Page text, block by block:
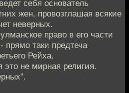
себя основатель
жен, провозглашая всякие
неверных.
право в его части
прямо таки предтеча
Рейха.
это не мирная религия.